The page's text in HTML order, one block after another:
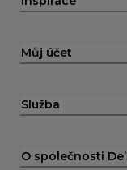
Můj účet
Služba
O společnosti